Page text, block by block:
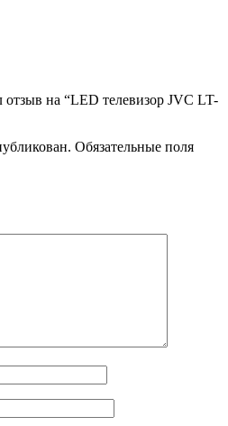
отзыв на “LED телевизор JVC LT-
Обязательные поля